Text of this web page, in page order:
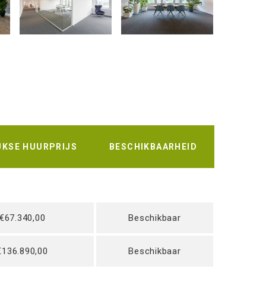
HUURPRIJS BESCHIKBAARHEID
Beschikbaar
Beschikbaar